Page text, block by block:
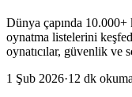
Dünya çapında
oynatma listelerini
oynatıcılar, güvenlik ve
1 Şub 2026·12 dk okuma